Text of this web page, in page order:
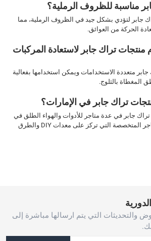
مناسبة للظروف الرملية؟
جابر لتؤدي بشكل جيد في الظروف الرملية، مما
الحركة من العوائق.
تراك جابر لاستعادة المركبات
جابر متعددة الاستخدامات ويمكن استخدامها بفعالية
المغطاة بالثلوج.
تراك جابر في الإمارات؟
جابر في عدة متاجر للأدوات والهواء الطلق في
الإمارات، بما في ذلك المتاجر المتخصصة التي تركز على معدات DIY والطرق
والتحديثات التي يتم ارسالها مباشرة إلى